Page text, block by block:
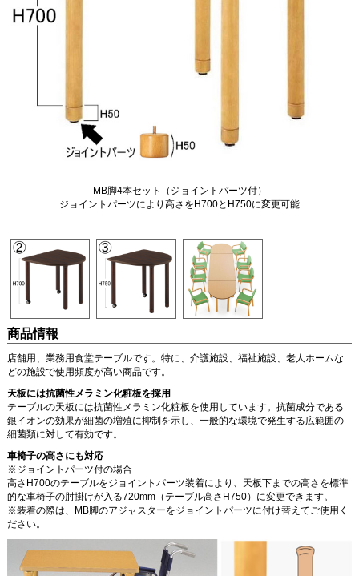
MB脚4本セット（ジョイントパーツ付）
ジョイントパーツにより高さをH700とH750に変更可能
商品情報
店舗用、業務用食堂テーブルです。特に、介護施設、福祉施設、老人ホームな
どの施設で使用頻度が高い商品です。
天板には抗菌性メラミン化粧板を採用
テーブルの天板には抗菌性メラミン化粧板を使用しています。抗菌成分である
銀イオンの効果が細菌の増殖に抑制を示し、一般的な環境で発生する広範囲の
細菌類に対して有効です。
車椅子の高さにも対応
※ジョイントパーツ付の場合
高さH700のテーブルをジョイントパーツ装着により、天板下までの高さを標準
的な車椅子の肘掛けが入る720mm（テーブル高さH750）に変更できます。
※装着の際は、MB脚のアジャスターをジョイントパーツに付け替えてご使用く
ださい。